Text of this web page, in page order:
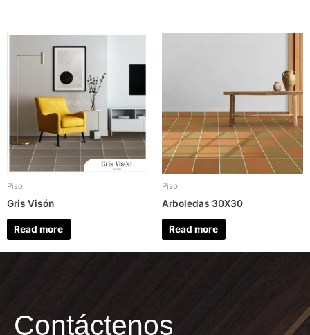
Piso
Gris Visón
Read more
Piso
Arboledas 30X30
Read more
Contáctenos